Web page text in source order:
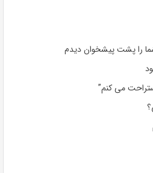
را پشت پیشخوان دیدم
می کنم”